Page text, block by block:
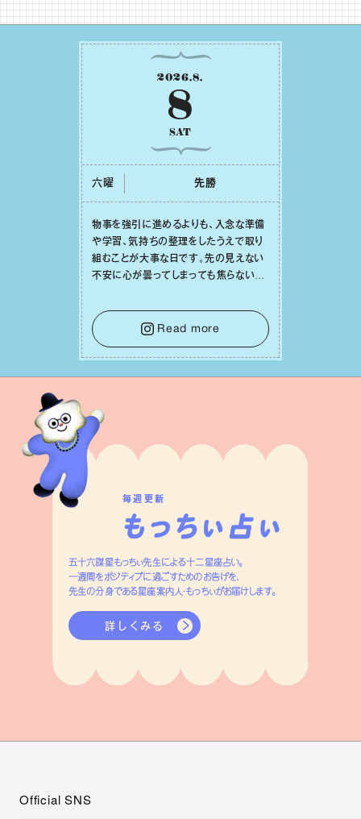
2026.8.
8
SAT
六曜 先勝
物事を強引に進めるよりも、⼊念な準備
や学習、気持ちの整理をしたうえで取り
組むことが⼤事な⽇です。先の⾒えない
不安に⼼が曇ってしまっても焦らない
⾝や疲れていそうな⼈をいたわることに
時間を使いましょう。ここでしっかりとエ
ネルギーを蓄え、困難を乗り越える⼒に
変えましょう。
Read more
毎週更新
五十六謀星もっちぃ先生による十二星座占い。
一週間をポジティブに過ごすためのお告げを、
先生の分身である星座案内人・もっちぃがお届けします。
詳しくみる
Official SNS